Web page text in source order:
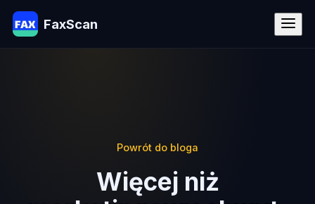
FaxScan
Powrót do bloga
Więcej niż